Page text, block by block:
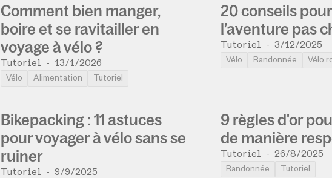
Comment bien manger,
boire et se ravitailler en
voyage à vélo ?
Tutoriel - 13/1/2026
Vélo Alimentation Tutoriel
20 conseils
l’aventure pas
Tutoriel - 3/12/2025
Vélo Randonnée Vélo
Bikepacking : 11 astuces
pour voyager à vélo sans se
ruiner
Tutoriel -9/9/2025
9 règles d'or
de manière
Tutoriel - 26/8/2025
Randonnée Tutoriel